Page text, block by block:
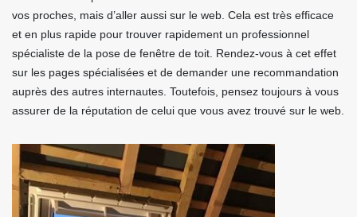
vos proches, mais d’aller aussi sur le web. Cela est très efficace
et en plus rapide pour trouver rapidement un professionnel
spécialiste de la pose de fenêtre de toit. Rendez-vous à cet effet
sur les pages spécialisées et de demander une recommandation
auprès des autres internautes. Toutefois, pensez toujours à vous
assurer de la réputation de celui que vous avez trouvé sur le web.